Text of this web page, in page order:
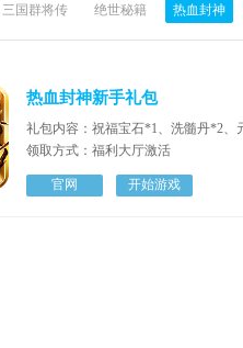
三国群将传 绝世秘籍 热血封神
热血封神新手礼包
礼包内容：祝福宝石*1、洗髓丹*2、
领取方式：福利大厅激活
官网 开始游戏